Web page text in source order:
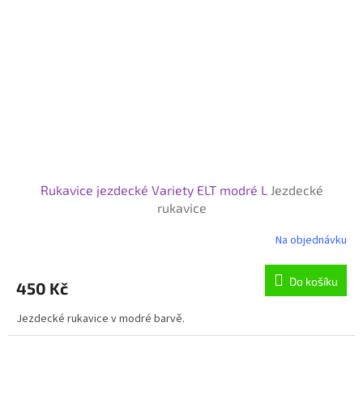
Rukavice jezdecké Variety ELT modré L Jezdecké
rukavice
Na objednávku
450 Kč Do košíku
Jezdecké rukavice v modré barvě.